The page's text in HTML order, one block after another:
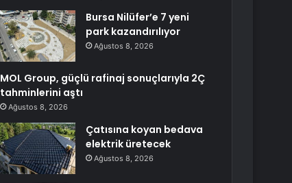
Bursa Nilüfer’e 7 yeni
park kazandırılıyor
Ağustos 8, 2026
MOL Group, güçlü rafinaj sonuçlarıyla 2Ç
tahminlerini aştı
Ağustos 8, 2026
Çatısına koyan bedava
elektrik üretecek
Ağustos 8, 2026